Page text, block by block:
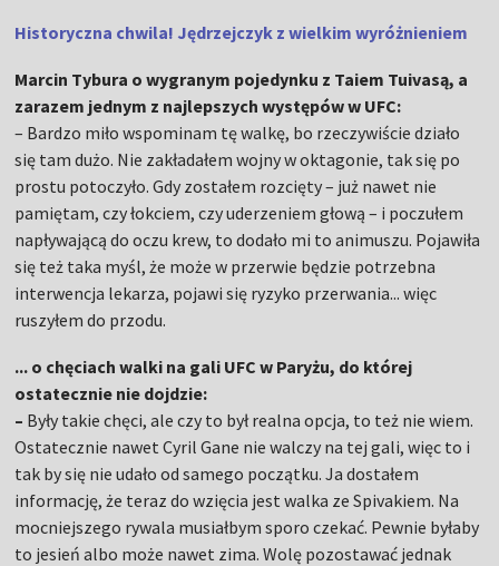
Historyczna chwila! Jędrzejczyk z wielkim wyróżnieniem
Marcin Tybura o wygranym pojedynku z Taiem Tuivasą, a
zarazem jednym z najlepszych występów w UFC:
– Bardzo miło wspominam tę walkę, bo rzeczywiście działo
się tam dużo. Nie zakładałem wojny w oktagonie, tak się po
prostu potoczyło. Gdy zostałem rozcięty – już nawet nie
pamiętam, czy łokciem, czy uderzeniem głową – i poczułem
napływającą do oczu krew, to dodało mi to animuszu. Pojawiła
się też taka myśl, że może w przerwie będzie potrzebna
interwencja lekarza, pojawi się ryzyko przerwania... więc
ruszyłem do przodu.
... o chęciach walki na gali UFC w Paryżu, do której
ostatecznie nie dojdzie:
– Były takie chęci, ale czy to był realna opcja, to też nie wiem.
Ostatecznie nawet Cyril Gane nie walczy na tej gali, więc to i
tak by się nie udało od samego początku. Ja dostałem
informację, że teraz do wzięcia jest walka ze Spivakiem. Na
mocniejszego rywala musiałbym sporo czekać. Pewnie byłaby
to jesień albo może nawet zima. Wolę pozostawać jednak